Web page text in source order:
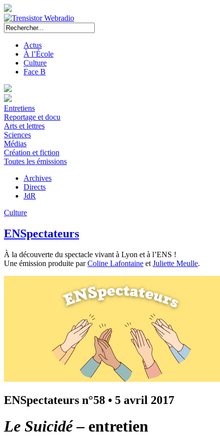
Actus
À l’École
Culture
Face B
Entretiens
Reportage et docu
Arts et lettres
Sciences
Médias
Création et fiction
Toutes les émissions
Archives
Directs
JdR
Culture
ENSpectateurs
À la découverte du spectacle vivant à Lyon et à l’ENS !
Une émission produite parColine Lafontaine et Juliette Meulle.
ENSpectateurs n°58 • 5 avril 2017
Le Suicidé– entretien